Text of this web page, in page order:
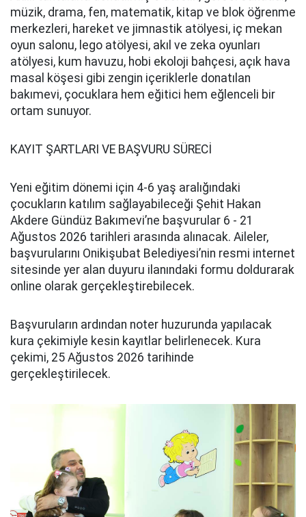
müzik, drama, fen, matematik, kitap ve blok öğrenme
merkezleri, hareket ve jimnastik atölyesi, iç mekan
oyun salonu, lego atölyesi, akıl ve zeka oyunları
atölyesi, kum havuzu, hobi ekoloji bahçesi, açık hava
masal köşesi gibi zengin içeriklerle donatılan
bakımevi, çocuklara hem eğitici hem eğlenceli bir
ortam sunuyor.
KAYIT ŞARTLARI VE BAŞVURU SÜRECİ
Yeni eğitim dönemi için 4-6 yaş aralığındaki
çocukların katılım sağlayabileceği Şehit Hakan
Akdere Gündüz Bakımevi’ne başvurular 6 - 21
Ağustos 2026 tarihleri arasında alınacak. Aileler,
başvurularını Onikişubat Belediyesi’nin resmi internet
sitesinde yer alan duyuru ilanındaki formu doldurarak
online olarak gerçekleştirebilecek.
Başvuruların ardından noter huzurunda yapılacak
kura çekimiyle kesin kayıtlar belirlenecek. Kura
çekimi, 25 Ağustos 2026 tarihinde
gerçekleştirilecek.